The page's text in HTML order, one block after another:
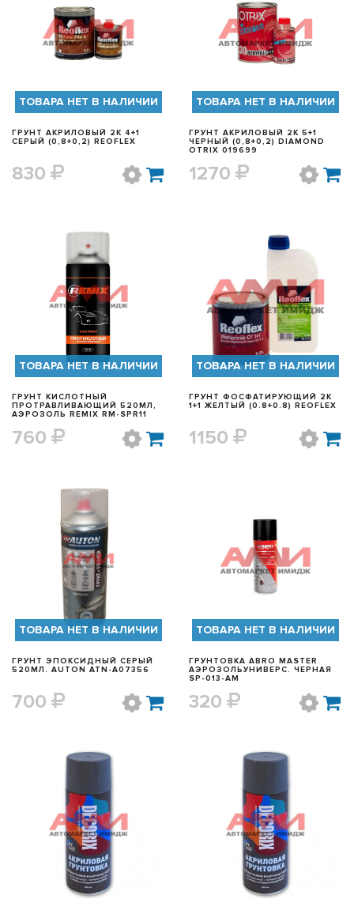
БЫСТРЫЙ ПРОСМОТР
ТОВАРА НЕТ В НАЛИЧИИ
ГРУНТ АКРИЛОВЫЙ 2К 4+1
СЕРЫЙ (0,8+0,2) REOFLEX
830
БЫСТРЫЙ ПРОСМОТР
ТОВАРА НЕТ В НАЛИЧИИ
ГРУНТ АКРИЛОВЫЙ 2К 5+1
ЧЕРНЫЙ (0,8+0,2) DIAMOND
OTRIX 019699
1270
БЫСТРЫЙ ПРОСМОТР
ТОВАРА НЕТ В НАЛИЧИИ
ГРУНТ КИСЛОТНЫЙ
ПРОТРАВЛИВАЮЩИЙ 520МЛ,
АЭРОЗОЛЬ REMIX RM-SPR11
760
БЫСТРЫЙ ПРОСМОТР
ТОВАРА НЕТ В НАЛИЧИИ
ГРУНТ ФОСФАТИРУЮЩИЙ 2К
1+1 ЖЕЛТЫЙ (0.8+0.8) REOFLEX
1150
БЫСТРЫЙ ПРОСМОТР
ТОВАРА НЕТ В НАЛИЧИИ
ГРУНТ ЭПОКСИДНЫЙ СЕРЫЙ
520МЛ. AUTON ATN-A07356
700
БЫСТРЫЙ ПРОСМОТР
ТОВАРА НЕТ В НАЛИЧИИ
ГРУНТОВКА ABRO MASTER
АЭРОЗОЛЬУНИВЕРС. ЧЕРНАЯ
SP-013-AM
320
БЫСТРЫЙ ПРОСМОТР БЫСТРЫЙ ПРОСМОТР